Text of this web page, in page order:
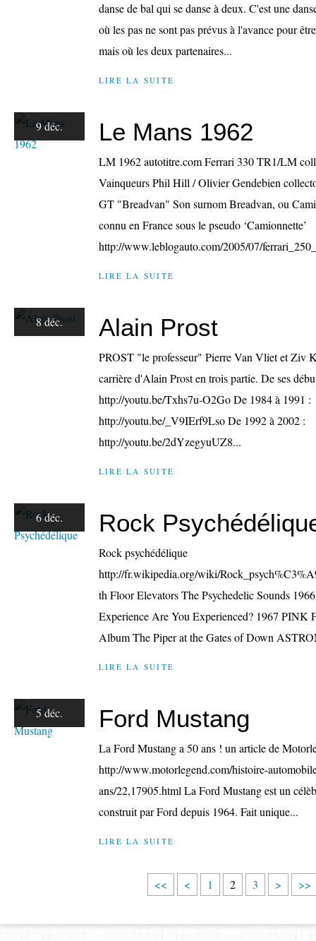
danse de bal qui se danse à deux. C'est une
où les pas ne sont pas prévus à l'avance pour
mais où les deux partenaires...
LIRE LA SUITE
9 déc. Le Mans 1962
LM 1962 autotitre.com Ferrari 330 TR1/LM
Vainqueurs Phil Hill / Olivier Gendebien
GT "Breadvan" Son surnom Breadvan, ou
connu en France sous le pseudo ‘Camionnette’
http://www.leblogauto.com/2005/07/
LIRE LA SUITE
8 déc. Alain Prost
PROST "le professeur" Pierre Van Vliet et Ziv
carrière d'Alain Prost en trois partie. De ses
http://youtu.be/Txhs7u-O2Go De 1984 à 1991 :
http://youtu.be/_V9IErf9Lso De 1992 à 2002 :
http://youtu.be/2dYzegyuUZ8...
LIRE LA SUITE
6 déc. Rock
Rock psychédélique
http://fr.wikipedia.org/wiki/
th Floor Elevators The Psychedelic Sounds
Experience Are You Experienced? 1967
Album The Piper at the Gates of Down
LIRE LA SUITE
5 déc. Ford Mustang
La Ford Mustang a 50 ans ! un article de
http://www.motorlegend.com/histoire-
ans/22,17905.html La Ford Mustang est un
construit par Ford depuis 1964. Fait unique...
LIRE LA SUITE
<< < 1 2 3 > >>